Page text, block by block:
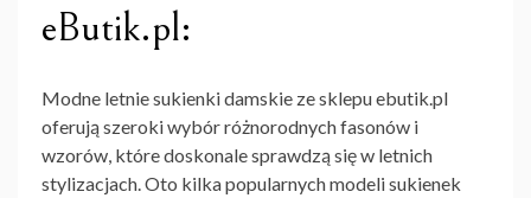
eButik.pl:
Modne letnie sukienki damskie ze sklepu ebutik.pl
oferują szeroki wybór różnorodnych fasonów i
wzorów, które doskonale sprawdzą się w letnich
stylizacjach. Oto kilka popularnych modeli sukienek